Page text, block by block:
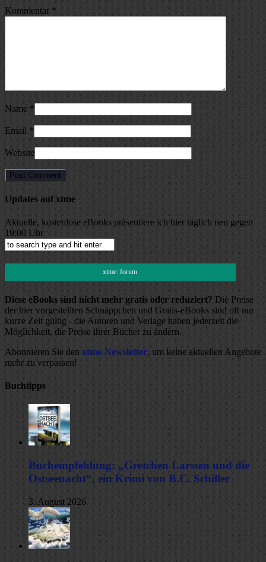
Kommentar *
Name *
Email *
Website
Updates auf xtme
Aktuelle, kostenlose eBooks präsentiere ich hier täglich neu gegen
19:00 Uhr
xtme: forum
Diese eBooks sind nicht mehr gratis oder reduziert? Die Preise
der hier vorgestellten Schnäppchen und Gratis-eBooks sind oft nur
kurze Zeit gültig - die Autoren und Verlage haben jederzeit die
Möglichkeit, die Preise ihrer Bücher zu ändern.
Abonnieren Sie den xtme-Newsletter, um keine aktuellen Angebote
mehr zu verpassen!
Buchtipps
Buchempfehlung: „Gretchen Larssen und die
Ostseenacht“, ein Krimi von B.C. Schiller
3. August 2026